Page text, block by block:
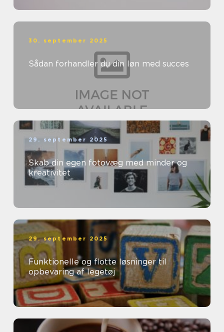
30. september 2025
Sådan forhandler du din løn med succes
29. september 2025
Skab din egen fotovæg med minder og
kreativitet
29. september 2025
Funktionelle og flotte løsninger til
opbevaring af legetøj